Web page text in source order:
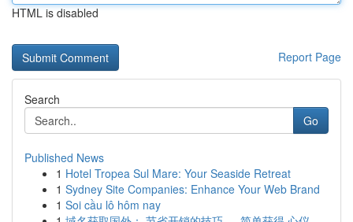
HTML is disabled
Report Page
Search
Go
Published News
1 Hotel Tropea Sul Mare: Your Seaside Retreat
1 Sydney Site Companies: Enhance Your Web Brand
1 Soi cầu lô hôm nay